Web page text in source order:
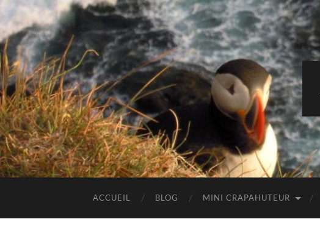
ACCUEIL BLOG MINI CRAPAHUTEUR